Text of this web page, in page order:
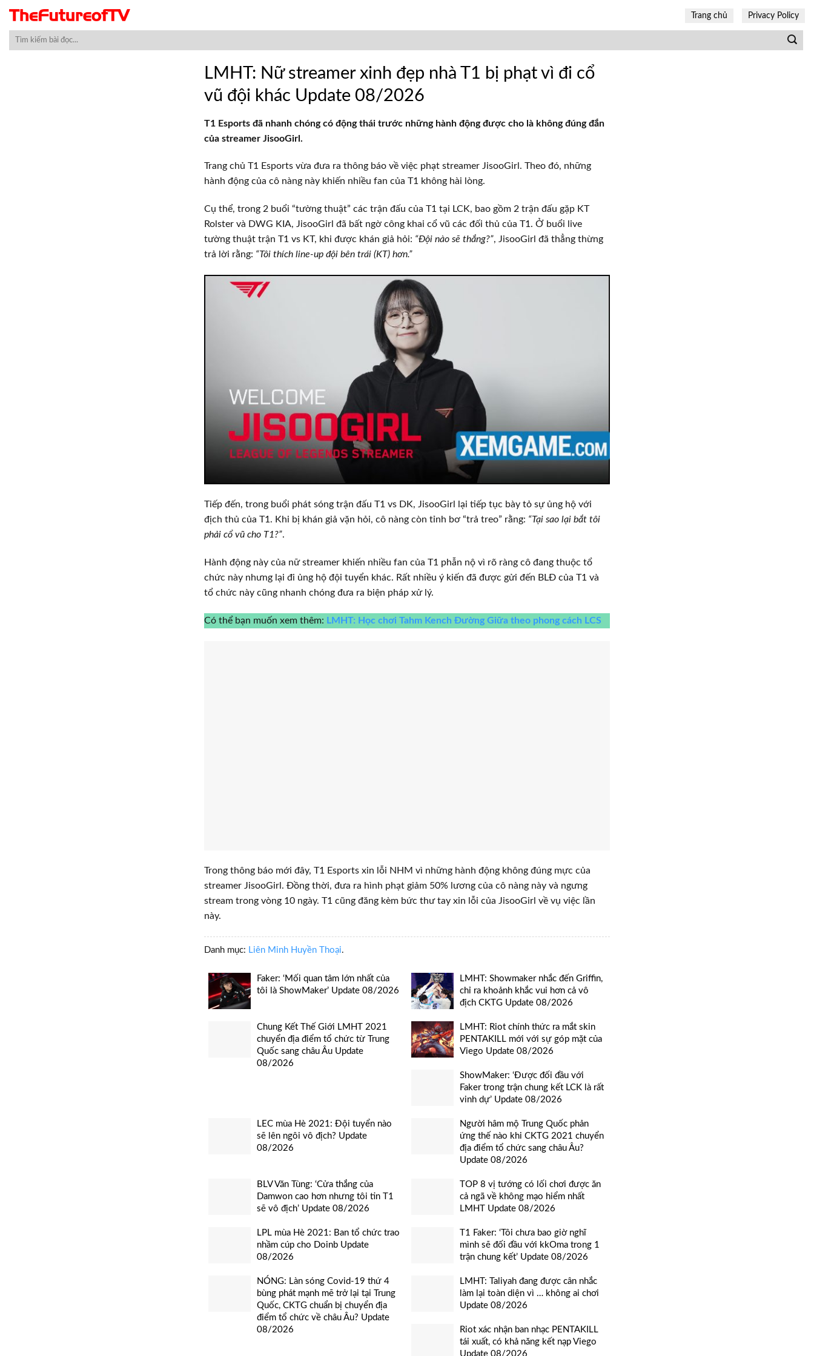
Skip
content
Trang chủ Privacy Policy
LMHT: Nữ streamer xinh đẹp nhà T1 bị phạt vì đi cổ
vũ đội khác Update 08/2026
T1 Esports đã nhanh chóng có động thái trước những hành động được cho là không đúng đắn
của streamer JisooGirl.
Trang chủ T1 Esports vừa đưa ra thông báo về việc phạt streamer JisooGirl. Theo đó, những
hành động của cô nàng này khiến nhiều fan của T1 không hài lòng.
Cụ thể, trong 2 buổi “tường thuật” các trận đấu của T1 tại LCK, bao gồm 2 trận đấu gặp KT
Rolster và DWG KIA, JisooGirl đã bất ngờ công khai cổ vũ các đối thủ của T1. Ở buổi live
tường thuật trận T1 vs KT, khi được khán giả hỏi: “Đội nào sẽ thắng?”, JisooGirl đã thẳng thừng
trả lời rằng: “Tôi thích line-up đội bên trái (KT) hơn.”
Tiếp đến, trong buổi phát sóng trận đấu T1 vs DK, JisooGirl lại tiếp tục bày tỏ sự ủng hộ với
địch thủ của T1. Khi bị khán giả vặn hỏi, cô nàng còn tỉnh bơ “trả treo” rằng: “Tại sao lại bắt tôi
phải cổ vũ cho T1?”.
Hành động này của nữ streamer khiến nhiều fan của T1 phẫn nộ vì rõ ràng cô đang thuộc tổ
chức này nhưng lại đi ủng hộ đội tuyển khác. Rất nhiều ý kiến đã được gửi đến BLĐ của T1 và
tổ chức này cũng nhanh chóng đưa ra biện pháp xử lý.
Có thể bạn muốn xem thêm: LMHT: Học chơi Tahm Kench Đường Giữa theo phong cách LCS
Trong thông báo mới đây, T1 Esports xin lỗi NHM vì những hành động không đúng mực của
streamer JisooGirl. Đồng thời, đưa ra hình phạt giảm 50% lương của cô nàng này và ngưng
stream trong vòng 10 ngày. T1 cũng đăng kèm bức thư tay xin lỗi của JisooGirl về vụ việc lần
này.
Danh mục: Liên Minh Huyền Thoại.
Faker: ‘Mối quan tâm lớn nhất của
tôi là ShowMaker’ Update 08/2026
LMHT: Showmaker nhắc đến Griffin,
chỉ ra khoảnh khắc vui hơn cả vô
địch CKTG Update 08/2026
Chung Kết Thế Giới LMHT 2021
chuyển địa điểm tổ chức từ Trung
Quốc sang châu Âu Update
08/2026
LMHT: Riot chính thức ra mắt skin
PENTAKILL mới với sự góp mặt của
Viego Update 08/2026
ShowMaker: ‘Được đối đầu với
Faker trong trận chung kết LCK là rất
vinh dự’ Update 08/2026
LEC mùa Hè 2021: Đội tuyển nào
sẽ lên ngôi vô địch? Update
08/2026
Người hâm mộ Trung Quốc phản
ứng thế nào khi CKTG 2021 chuyển
địa điểm tổ chức sang châu Âu?
Update 08/2026
BLV Văn Tùng: ‘Cửa thắng của
Damwon cao hơn nhưng tôi tin T1
sẽ vô địch’ Update 08/2026
TOP 8 vị tướng có lối chơi được ăn
cả ngã về không mạo hiểm nhất
LMHT Update 08/2026
LPL mùa Hè 2021: Ban tổ chức trao
nhầm cúp cho Doinb Update
08/2026
T1 Faker: ‘Tôi chưa bao giờ nghĩ
mình sẽ đối đầu với kkOma trong 1
trận chung kết’ Update 08/2026
NÓNG: Làn sóng Covid-19 thứ 4
bùng phát mạnh mẽ trở lại tại Trung
Quốc, CKTG chuẩn bị chuyển địa
điểm tổ chức về châu Âu? Update
08/2026
LMHT: Taliyah đang được cân nhắc
làm lại toàn diện vì … không ai chơi
Update 08/2026
Riot xác nhận ban nhạc PENTAKILL
tái xuất, có khả năng kết nạp Viego
Update 08/2026